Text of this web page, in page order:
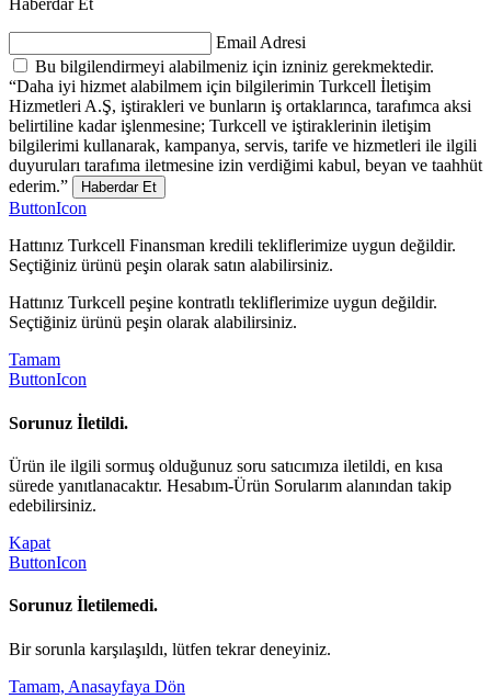
Haberdar Et
Email Adresi
Bu bilgilendirmeyi alabilmeniz için izniniz gerekmektedir.
“Daha iyi hizmet alabilmem için bilgilerimin Turkcell İletişim
Hizmetleri A.Ş, iştirakleri ve bunların iş ortaklarınca, tarafımca aksi
belirtiline kadar işlenmesine; Turkcell ve iştiraklerinin iletişim
bilgilerimi kullanarak, kampanya, servis, tarife ve hizmetleri ile ilgili
duyuruları tarafıma iletmesine izin verdiğimi kabul, beyan ve taahhüt
ederim.”
Haberdar Et
ButtonIcon
Hattınız Turkcell Finansman kredili tekliflerimize uygun değildir.
Seçtiğiniz ürünü peşin olarak satın alabilirsiniz.
Hattınız Turkcell peşine kontratlı tekliflerimize uygun değildir.
Seçtiğiniz ürünü peşin olarak alabilirsiniz.
Tamam
ButtonIcon
Sorunuz İletildi.
Ürün ile ilgili sormuş olduğunuz soru satıcımıza iletildi, en kısa
sürede yanıtlanacaktır. Hesabım-Ürün Sorularım alanından takip
edebilirsiniz.
Kapat
ButtonIcon
Sorunuz İletilemedi.
Bir sorunla karşılaşıldı, lütfen tekrar deneyiniz.
Tamam, Anasayfaya Dön